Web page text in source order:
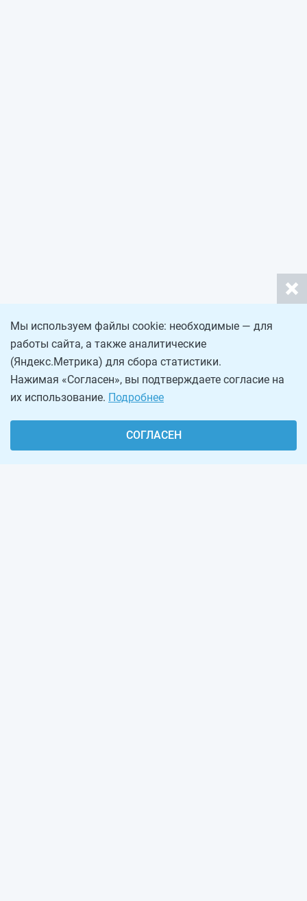
Мы используем файлы cookie: необходимые — для
работы сайта, а также аналитические
(Яндекс.Метрика) для сбора статистики.
Нажимая «Согласен», вы подтверждаете согласие на
их использование. Подробнее
СОГЛАСЕН